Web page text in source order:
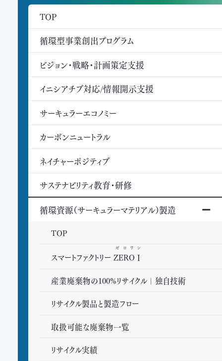
TOP
循環型事業創出プログラム
ビジョン・戦略・計画策定支援
イニシアチブ対応/情報開示支援
サーキュラーエコノミー
カーボンニュートラル
ネイチャーポジティブ
サステナビリティ教育・研修
循環資源（サーキュラーマテリアル）製造
TOP
スマートファクトリー ZEROⅠ
ゼロワン
産業廃棄物の100%リサイクル｜独自技術
リサイクル製品と製造フロー
取扱可能な廃棄物一覧
リサイクル実績